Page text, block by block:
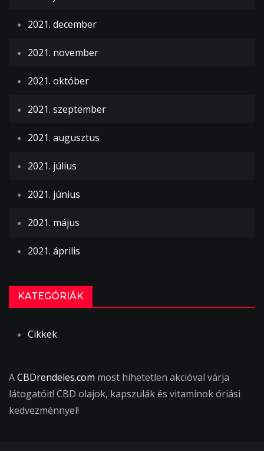
2021. december
2021. november
2021. október
2021. szeptember
2021. augusztus
2021. július
2021. június
2021. május
2021. április
KATEGÓRIÁK
Cikkek
ACBDrendeles.com most hihetetlen akcióval várja
látogatóit! CBD olajok, kapszulák és vitaminok óriási
kedvezménnyel!